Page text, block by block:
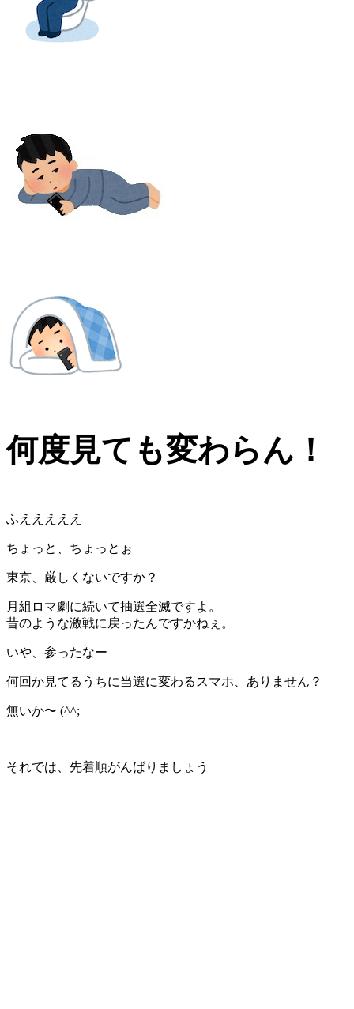
何度見ても変わらん！
ふえええええ
ちょっと、ちょっとぉ
東京、厳しくないですか？
月組ロマ劇に続いて抽選全滅ですよ。
昔のような激戦に戻ったんですかねぇ。
いや、参ったなー
何回か見てるうちに当選に変わるスマホ、ありません？
無いか〜 (^^;
それでは、先着順がんばりましょう